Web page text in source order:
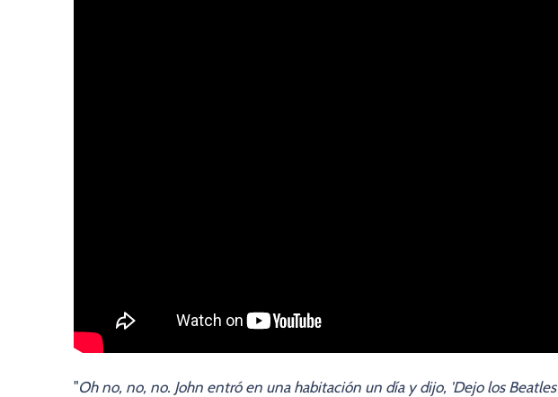
"Oh no, no, no. John entró en una habitación un día y dijo, 'Dejo los Beatles'